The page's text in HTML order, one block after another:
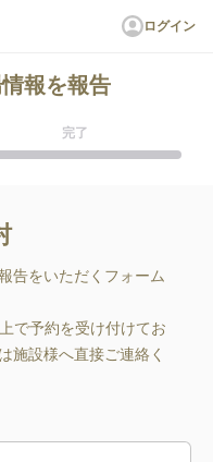
ログイン
報を報告
完了
告をいただくフォーム
で予約を受け付けてお
施設様へ直接ご連絡く